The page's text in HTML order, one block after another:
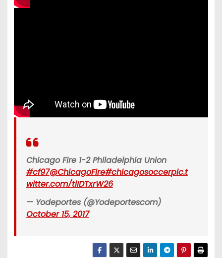
Chicago Fire 1-2 Philadelphia Union
#cf97@ChicagoFire#chicagosoccerpic.t
witter.com/tlIDTxrW26
— Yodeportes (@Yodeportescom)
October 15, 2017